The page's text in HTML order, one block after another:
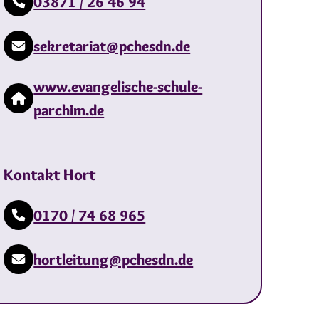
sekretariat@pchesdn.de
www.evangelische-schule-
parchim.de
Kontakt Hort
0170 / 74 68 965
hortleitung@pchesdn.de